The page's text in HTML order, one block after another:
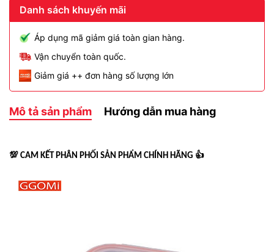
Danh sách khuyến mãi
Áp dụng mã giảm giá toàn gian hàng.
Vận chuyển toàn quốc.
Giảm giá ++ đơn hàng số lượng lớn
Mô tả sản phẩm Hướng dẫn mua hàng
💯 CAM KẾT PHÂN PHỐI SẢN PHẨM CHÍNH HÃNG 👍